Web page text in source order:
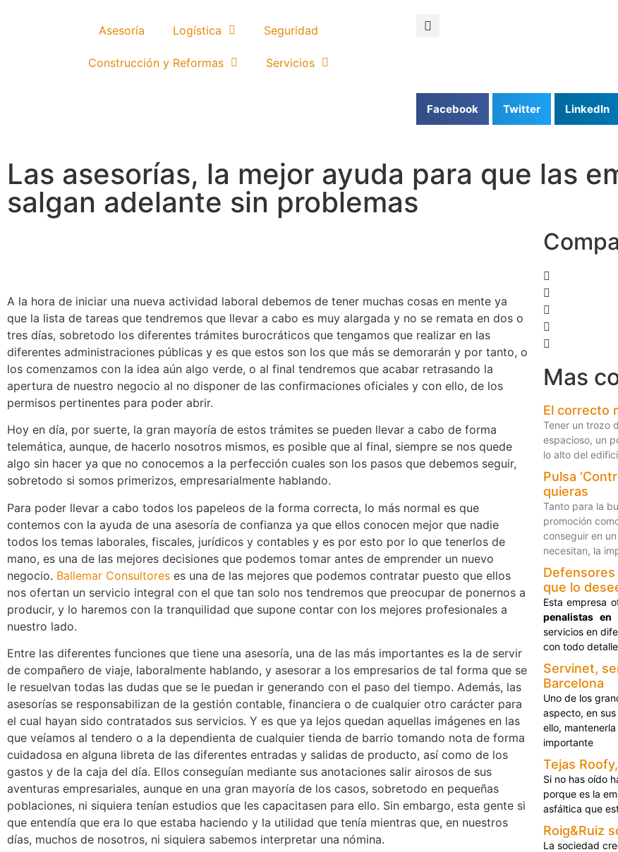
Asesoría Logística Seguridad
Construcción y Reformas Servicios
Facebook Twitter LinkedIn
Las asesorías, la mejor ayuda para que las
salgan adelante sin problemas
A la hora de iniciar una nueva actividad laboral debemos de tener muchas cosas en mente ya
que la lista de tareas que tendremos que llevar a cabo es muy alargada y no se remata en dos o
tres días, sobretodo los diferentes trámites burocráticos que tengamos que realizar en las
diferentes administraciones públicas y es que estos son los que más se demorarán y por tanto, o
los comenzamos con la idea aún algo verde, o al final tendremos que acabar retrasando la
apertura de nuestro negocio al no disponer de las confirmaciones oficiales y con ello, de los
permisos pertinentes para poder abrir.
Hoy en día, por suerte, la gran mayoría de estos trámites se pueden llevar a cabo de forma
telemática, aunque, de hacerlo nosotros mismos, es posible que al final, siempre se nos quede
algo sin hacer ya que no conocemos a la perfección cuales son los pasos que debemos seguir,
sobretodo si somos primerizos, empresarialmente hablando.
Para poder llevar a cabo todos los papeleos de la forma correcta, lo más normal es que
contemos con la ayuda de una asesoría de confianza ya que ellos conocen mejor que nadie
todos los temas laborales, fiscales, jurídicos y contables y es por esto por lo que tenerlos de
mano, es una de las mejores decisiones que podemos tomar antes de emprender un nuevo
negocio. Ballemar Consultores es una de las mejores que podemos contratar puesto que ellos
nos ofertan un servicio integral con el que tan solo nos tendremos que preocupar de ponernos a
producir, y lo haremos con la tranquilidad que supone contar con los mejores profesionales a
nuestro lado.
Entre las diferentes funciones que tiene una asesoría, una de las más importantes es la de servir
de compañero de viaje, laboralmente hablando, y asesorar a los empresarios de tal forma que se
le resuelvan todas las dudas que se le puedan ir generando con el paso del tiempo. Además, las
asesorías se responsabilizan de la gestión contable, financiera o de cualquier otro carácter para
el cual hayan sido contratados sus servicios. Y es que ya lejos quedan aquellas imágenes en las
que veíamos al tendero o a la dependienta de cualquier tienda de barrio tomando nota de forma
cuidadosa en alguna libreta de las diferentes entradas y salidas de producto, así como de los
gastos y de la caja del día. Ellos conseguían mediante sus anotaciones salir airosos de sus
aventuras empresariales, aunque en una gran mayoría de los casos, sobretodo en pequeñas
poblaciones, ni siquiera tenían estudios que les capacitasen para ello. Sin embargo, esta gente si
que entendía que era lo que estaba haciendo y la utilidad que tenía mientras que, en nuestros
días, muchos de nosotros, ni siquiera sabemos interpretar una nómina.
Mas
El correcto
Tener un trozo
espacioso, un
lo alto del
Pulsa
quieras
Tanto para la
promoción
conseguir en
necesitan, la
que lo
Esta empresa
penalistas en
servicios en
con todo detalle
Servinet,
Barcelona
Uno de los
aspecto, en
ello,
importante
Tejas
Si no has oído
porque es la
asfáltica que
Roig&Ruiz
La sociedad